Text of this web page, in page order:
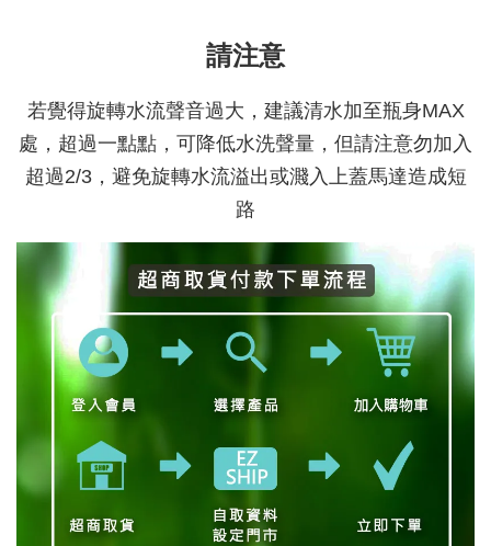
請注意
若覺得旋轉水流聲音過大，建議清水加至瓶身MAX
處，超過一點點，可降低水洗聲量，但請注意勿加入
超過2/3，避免旋轉水流溢出或濺入上蓋馬達造成短
路